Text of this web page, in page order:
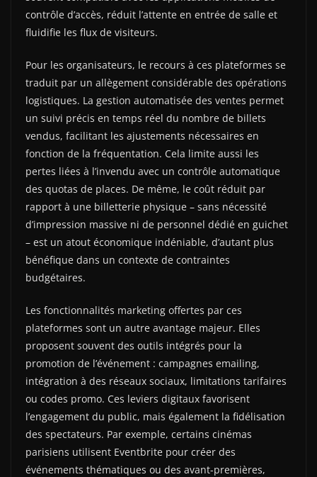
contrôle d’accès, réduit l’attente en entrée de salle et
fluidifie les flux de visiteurs.
Pour les organisateurs, le recours à ces plateformes se
traduit par un allègement considérable des opérations
logistiques. La gestion automatisée des ventes permet
un suivi précis en temps réel du nombre de billets
vendus, facilitant les ajustements nécessaires en
fonction de la fréquentation. Cela limite aussi les
pertes liées à l’invendu avec un contrôle automatique
des quotas de places. De même, le coût réduit par
rapport à une billetterie physique – sans nécessité
d’impression massive ni de personnel dédié en guichet
– est un atout économique indéniable, d’autant plus
bénéfique dans un contexte de contraintes
budgétaires.
Les fonctionnalités marketing offertes par ces
plateformes sont un autre avantage majeur. Elles
proposent souvent des outils intégrés pour la
promotion de l’événement : campagnes emailing,
intégration à des réseaux sociaux, limitations tarifaires
ou codes promo. Ces leviers digitaux favorisent
l’engagement du public, mais également la fidélisation
des spectateurs. Par exemple, certains cinémas
parisiens utilisent Eventbrite pour créer des
événements thématiques ou des avant-premières,